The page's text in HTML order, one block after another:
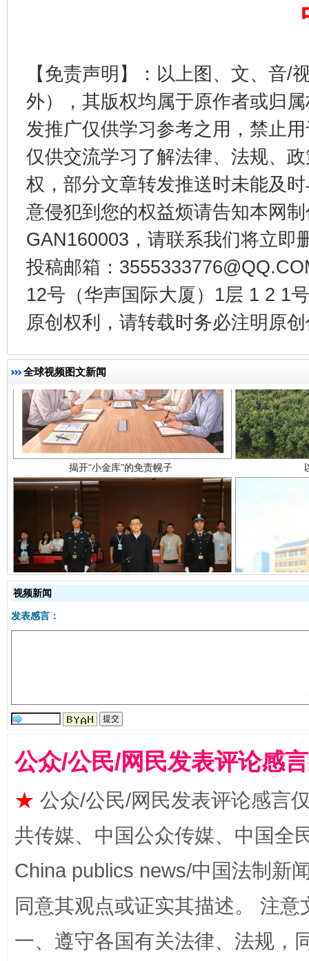
【免责声明】：以上图、文、音/
外），其版权均属于原作者或归
发推广仅供学习参考之用，禁止
仅供交流学习了解法律、法规、
权，部分文章转发推送时未能及
意侵犯到您的权益烦请告知本网
GAN160003，请联系我们将立即
投稿邮箱：
12号（华声国际大厦）1层 1 2 1
原创权利，请转载时务必注明原
全球视频图文新闻
千年窑火 生生不息
揭开“小金库”的免责幌子
受贿1.44亿！段成刚被判无期 从幼
全民健身五年计划来了！等你上场
阿坝州三大球赛在茂县开幕 规模
视频新闻
发表感言：
公众/公民/网民发表评论感
★ 公众/公民/网民发表评论感言
共传媒、中国公众传媒、中国全
China publics news/中国法制新
同意其观点或证实其描述。 注
一、遵守各国有关法律、法规，